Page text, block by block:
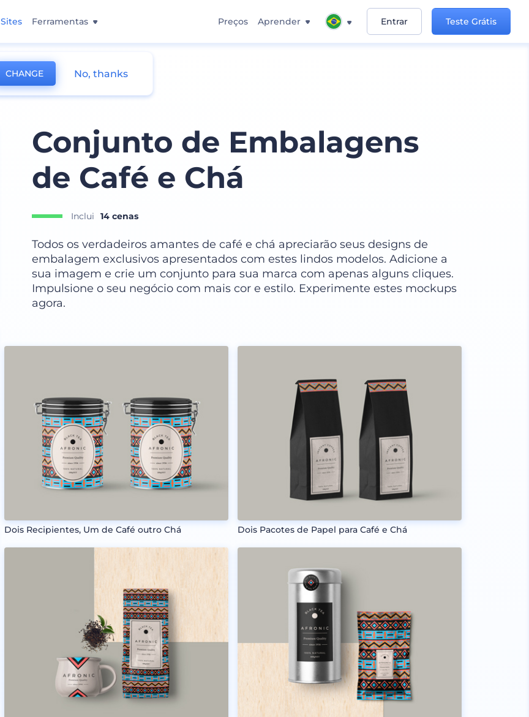
Sites Ferramentas Preços Aprender Entrar Teste Grátis
Conjunto de Embalagens
de Café e Chá
Inclui 14 cenas
Todos os verdadeiros amantes de café e chá apreciarão seus designs de
embalagem exclusivos apresentados com estes lindos modelos. Adicione a
sua imagem e crie um conjunto para sua marca com apenas alguns cliques.
Impulsione o seu negócio com mais cor e estilo. Experimente estes mockups
agora.
Dois Recipientes, Um de Café outro Chá Dois Pacotes de Papel para Café e Chá
CHANGE No, thanks